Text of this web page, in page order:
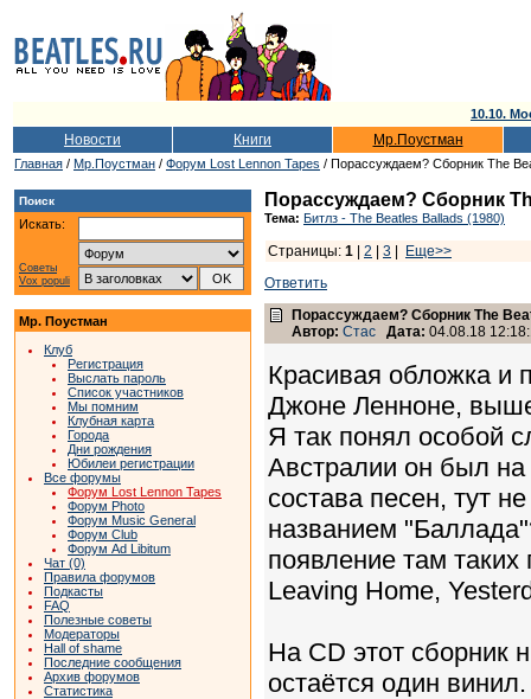
10.10.
Новости Книги Мр.Поустман
Главная / Мр.Поустман / Форум Lost Lennon Tapes / Порассуждаем? Сборник The
Поиск
Искать:
Советы
Vox populi
Мр. Поустман
Клуб
Регистрация
Выслать пароль
Список участников
Мы помним
Клубная карта
Города
Дни рождения
Юбилеи регистрации
Все форумы
Форум Lost Lennon Tapes
Форум Photo
Форум Music General
Форум Club
Форум Ad Libitum
Чат (0)
Правила форумов
Подкасты
FAQ
Полезные советы
Модераторы
Hall of shame
Последние сообщения
Архив форумов
Статистика
Порассуждаем? Сборник
Тема: Битлз - The Beatles Ballads (1980)
Страницы: 1 2 3
Еще>>
Ответить
Порассуждаем? Сборник The
Автор: Стас Дата: 04.08.18
Красивая обложка и
Джоне Ленноне,
Я так понял особой
Австралии он был
состава песен, тут
названием
появление там таких
Leaving Home,
На CD этот сборник
остаётся один